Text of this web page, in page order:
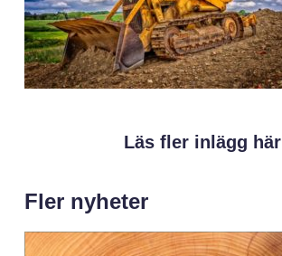
Läs fler inlägg här
Fler nyheter